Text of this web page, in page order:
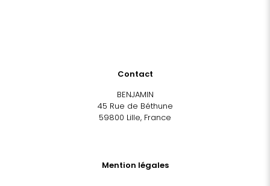
Contact
BENJAMIN
45 Rue de Béthune
59800 Lille, France
Mention légales